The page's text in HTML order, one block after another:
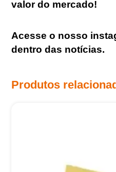
valor do mercado!
Acesse o nosso
dentro das notícias.
Produtos